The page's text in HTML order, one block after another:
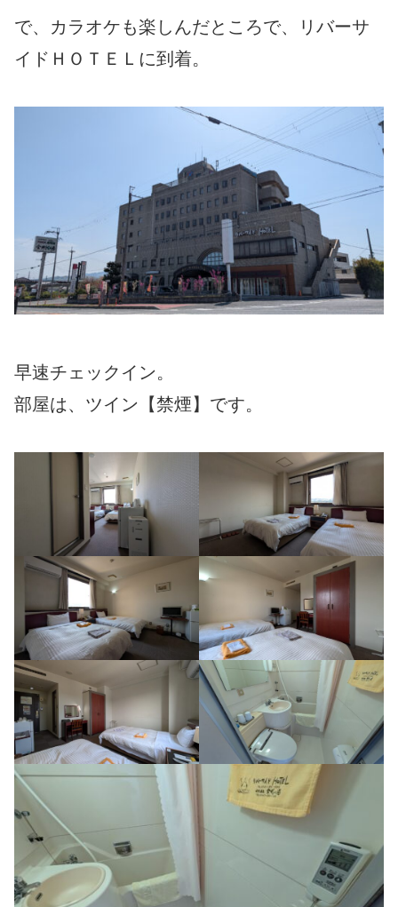
で、カラオケも楽しんだところで、リバーサ
イドＨＯＴＥＬに到着。
早速チェックイン。
部屋は、ツイン【禁煙】です。